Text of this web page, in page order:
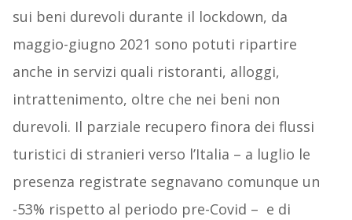
sui beni durevoli durante il lockdown, da
maggio-giugno 2021 sono potuti ripartire
anche in servizi quali ristoranti, alloggi,
intrattenimento, oltre che nei beni non
durevoli. Il parziale recupero finora dei flussi
turistici di stranieri verso l’Italia – a luglio le
presenza registrate segnavano comunque un
-53% rispetto al periodo pre-Covid – e di